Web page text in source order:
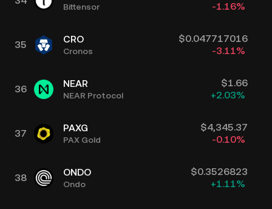
Bittensor -1.16%
35 CRO
Cronos
$0.047717016
-3.11%
36 NEAR
NEAR Protocol
$1.66
+2.03%
37 PAXG
PAX Gold
$4,345.37
-0.10%
38 ONDO
Ondo
$0.3526823
+1.11%